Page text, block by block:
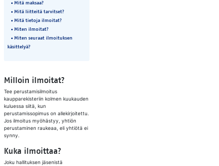
Mitä maksaa?
Mitä liitteitä tarvitset?
Mitä tietoja ilmoitat?
​Miten ilmoitat?
Miten seuraat ilmoituksen
käsittelyä?
Milloin ilmoitat?
Tee perustamisilmoitus
kaupparekisteriin kolmen kuukauden
kuluessa siitä, kun
perustamissopimus on allekirjoitettu.
Jos ilmoitus myöhästyy, yhtiön
perustaminen raukeaa, eli yhtiötä ei
synny.
Kuka ilmoittaa?
Joku hallituksen jäsenistä